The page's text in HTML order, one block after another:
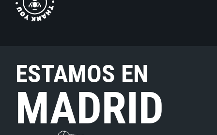
ESTAMOS EN
MADRID